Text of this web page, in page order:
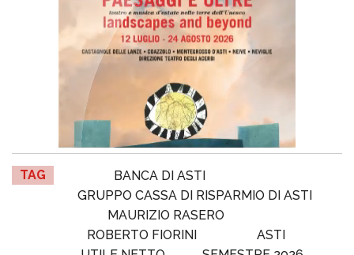
TAG
BANCA DI ASTI
GRUPPO CASSA DI RISPARMIO DI ASTI
MAURIZIO RASERO
ROBERTO FIORINI
ASTI